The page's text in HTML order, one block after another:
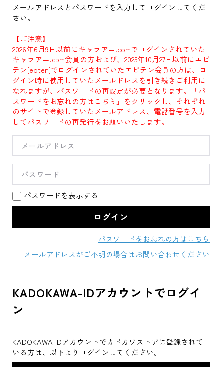
メールアドレスとパスワードを入力してログインしてくだ
さい。
【ご注意】
2026年6月9日以前にキャラアニ.comでログインされていた
キャラアニ.com会員の方および、2025年10月27日以前にエビ
テン[ebten]でログインされていたエビテン会員の方は、ロ
グイン時に使用していたメールドレスを引き続きご利用に
なれますが、パスワードの再設定が必要となります。「パ
スワードをお忘れの方はこちら」をクリックし、それぞれ
のサイトで登録していたメールアドレス、電話番号を入力
してパスワードの再発行をお願いいたします。
パスワードを表示する
パスワードをお忘れの方はこちら
メールアドレスがご不明の場合はお問い合わせください
KADOKAWA-IDアカウントでログイ
ン
KADOKAWA-IDアカウントでカドカワストアに登録されて
いる方は、以下よりログインしてください。